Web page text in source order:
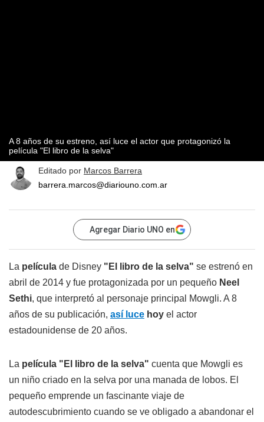
A 8 años de su estreno, así luce el actor que protagonizó la
película "El libro de la selva"
Editado por Marcos Barrera
barrera.marcos@diariouno.com.ar
Agregar Diario UNO en
La película de Disney "El libro de la selva" se estrenó en
abril de 2014 y fue protagonizada por un pequeño Neel
Sethi, que interpretó al personaje principal Mowgli. A 8
años de su publicación, así luce hoy el actor
estadounidense de 20 años.
La película "El libro de la selva" cuenta que Mowgli es
un niño criado en la selva por una manada de lobos. El
pequeño emprende un fascinante viaje de
autodescubrimiento cuando se ve obligado a abandonar el